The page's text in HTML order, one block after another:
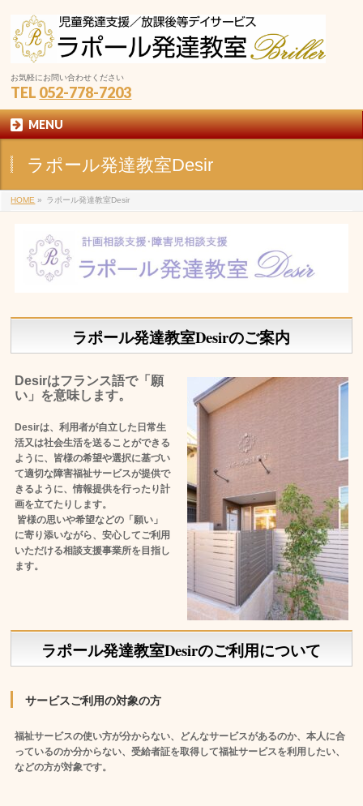
お気軽にお問い合わせください
TEL 052-778-7203
MENU
ラポール発達教室Desir
HOME » ラポール発達教室Desir
ラポール発達教室Desirのご案内
Desirはフランス語で「願
い」を意味します。
Desirは、利用者が自立した日常生
活又は社会生活を送ることができる
ように、皆様の希望や選択に基づい
て適切な障害福祉サービスが提供で
きるように、情報提供を行ったり計
画を立てたりします。
皆様の思いや希望などの「願い」
に寄り添いながら、安心してご利用
いただける相談支援事業所を目指し
ます。
ラポール発達教室Desirのご利用について
サービスご利用の対象の方
福祉サービスの使い方が分からない、どんなサービスがあるのか、本人に合
っているのか分からない、受給者証を取得して福祉サービスを利用したい、
などの方が対象です。